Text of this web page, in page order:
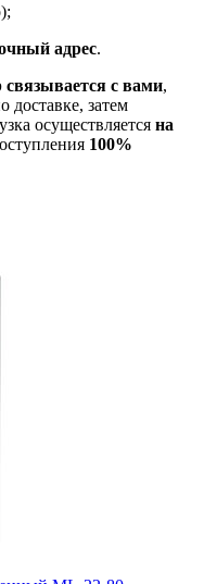
адрес.
связывается с вами,
доставке, затем
осуществляется на
100%